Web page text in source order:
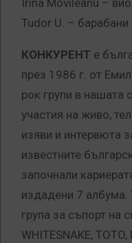
Irina Movileanu –
Tudor U. – барабани
КОНКУРЕНТ е
през 1986 г. от
рок групи в нашата
участия на живо,
изяви и интервюта
известните
започнали
издадени 7 албума.
група за съпорт на
WHITESNAKE, TOTO,